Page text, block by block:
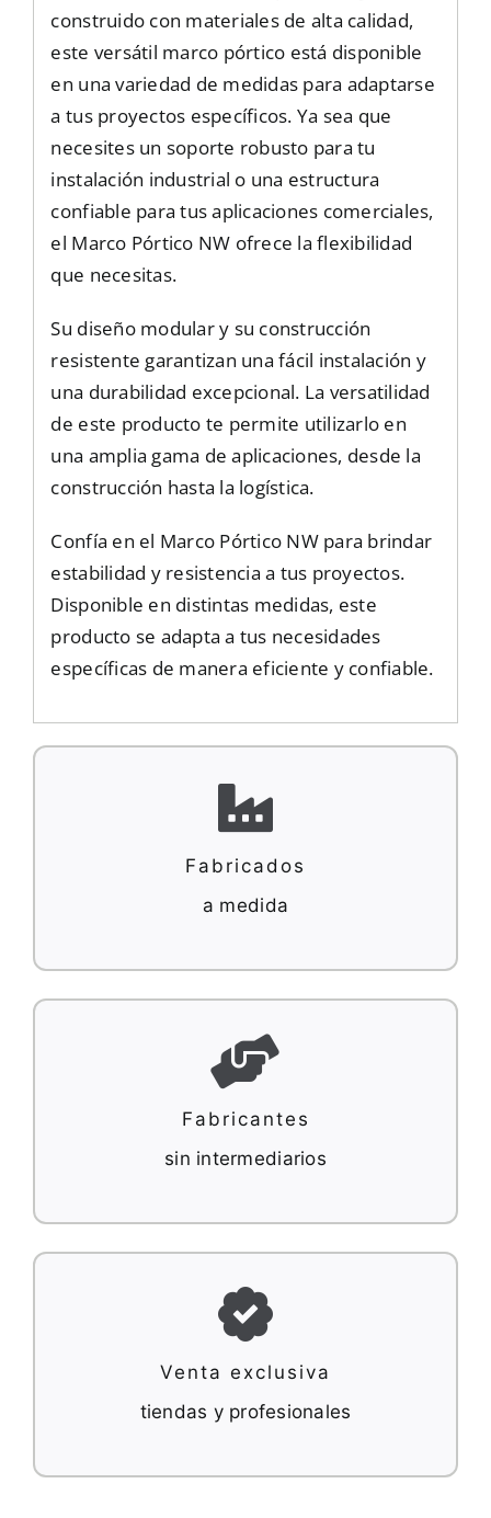
construido con materiales de alta calidad,
este versátil marco pórtico está disponible
en una variedad de medidas para adaptarse
a tus proyectos específicos. Ya sea que
necesites un soporte robusto para tu
instalación industrial o una estructura
confiable para tus aplicaciones comerciales,
el Marco Pórtico NW ofrece la flexibilidad
que necesitas.
Su diseño modular y su construcción
resistente garantizan una fácil instalación y
una durabilidad excepcional. La versatilidad
de este producto te permite utilizarlo en
una amplia gama de aplicaciones, desde la
construcción hasta la logística.
Confía en el Marco Pórtico NW para brindar
estabilidad y resistencia a tus proyectos.
Disponible en distintas medidas, este
producto se adapta a tus necesidades
específicas de manera eficiente y confiable.
Fabricados
a medida
Fabricantes
sin intermediarios
Venta exclusiva
tiendas y profesionales